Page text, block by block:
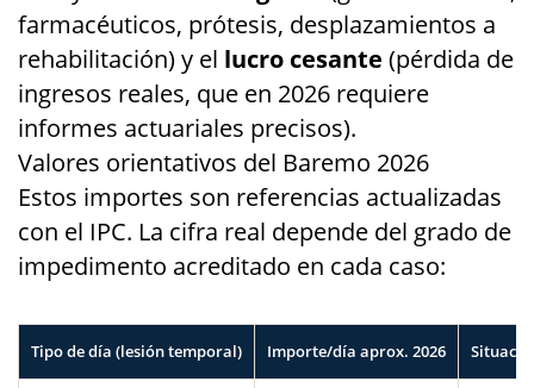
farmacéuticos, prótesis, desplazamientos a
rehabilitación) y el lucro cesante (pérdida de
ingresos reales, que en 2026 requiere
informes actuariales precisos).
Valores orientativos del Baremo 2026
Estos importes son referencias actualizadas
con el IPC. La cifra real depende del grado de
impedimento acreditado en cada caso:
Tipo de día (lesión temporal) Importe/día aprox. 2026